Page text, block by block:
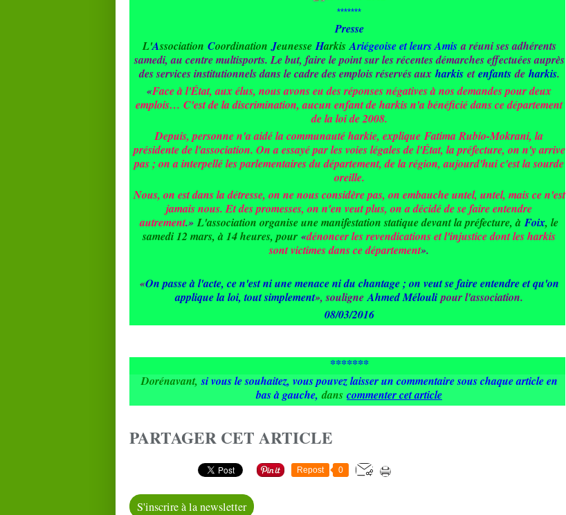
*******
Presse
L'Association CoordinationJeunesseHarkisAriégeoise et leurs Amisa réuni ses adhérents
samedi, au centre multisports. Le but, faire le point sur les récentes démarches effectuées auprès
des services institutionnels dans le cadre des emplois réservés aux harkisetenfantsdeharkis.
«Face à l'État, aux élus, nous avons eu des réponses négatives à nos demandes pour deux
emplois… C'est de la discrimination, aucun enfant de harkis n'a bénéficié dans ce département
de la loi de 2008.
Depuis, personne n'a aidé la communauté harkie, expliqueFatima Rubio-Mokrani, la
présidente de l'association. On a essayé par les voies légales de l'État, la préfecture, on n'y arrive
pas ; on a interpellé les parlementaires du département, de la région, aujourd'hui c'est la sourde
oreille.
Nous, on est dans la détresse, on ne nous considère pas, on embauche untel, untel, mais ce n'est
jamais nous. Et des promesses, on n'en veut plus, on a décidé de se faire entendre
autrement.»L'association organise une manifestation statique devant la préfecture, àFoix, le
samedi 12 mars, à 14 heures, pour «dénoncer les revendications et l'injustice dont les harkis
sont victimes dans ce département».
«On passe à l'acte, ce n'est ni une menace ni du chantage ; on veut se faire entendre et qu'on
applique la loi, tout simplement», souligneAhmed Méloulipour l'association.
08/03/2016
*******
Dorénavant, si vous le souhaitez, vous pouvez laisser un commentaire sous chaque article en
bas à gauche, dans commenter cet article
PARTAGER CET ARTICLE
Repost 0
S'inscrire à la newsletter